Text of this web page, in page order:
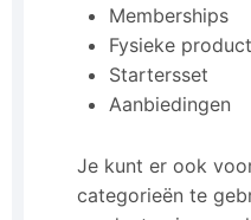
Memberships
Fysieke
Startersset
Aanbiedingen
Je kunt er ook
categorieën te